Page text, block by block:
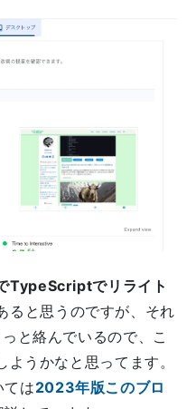
TypeScriptでリライト
ると思うのですが、それ
と絡んでいるので、こ
うかなと思ってます。
ては2023年版このブロ